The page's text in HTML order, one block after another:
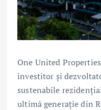
One United
investitor și
sustenabile
ultimă generație din